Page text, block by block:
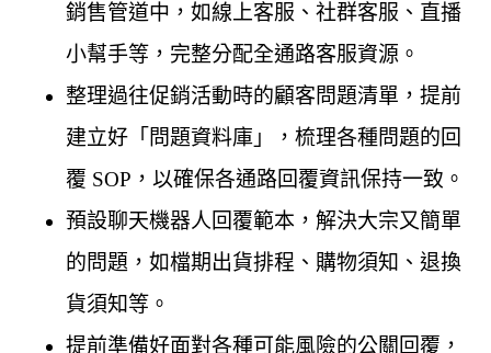
銷售管道中，如線上客服、社群客服、直播
小幫手等，完整分配全通路客服資源。
整理過往促銷活動時的顧客問題清單，提前
建立好「問題資料庫」，梳理各種問題的回
覆 SOP，以確保各通路回覆資訊保持一致。
預設聊天機器人回覆範本，解決大宗又簡單
的問題，如檔期出貨排程、購物須知、退換
貨須知等。
提前準備好面對各種可能風險的公關回覆，